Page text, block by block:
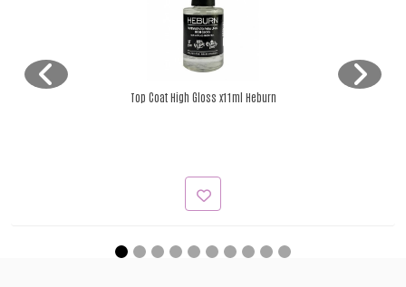
Top Coat High Gloss x11ml Heburn